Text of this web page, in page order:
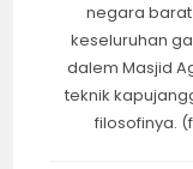
negara
keseluruhan
dalem Masjid
teknik
filosofinya.